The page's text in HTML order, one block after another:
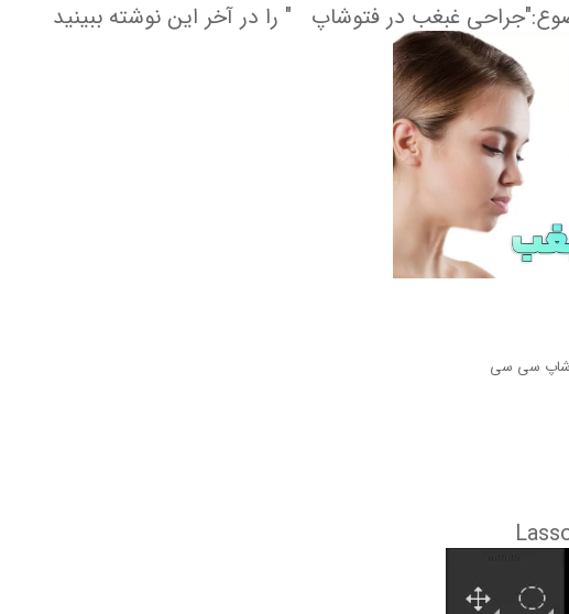
غبغب در فتوشاپ " را در آخر این نوشته ببینید